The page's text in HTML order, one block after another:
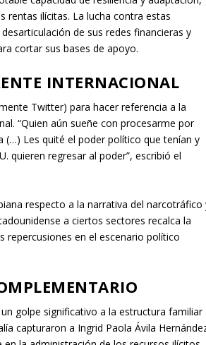
actividades delictivas.
CLAN DEL GOLFO
en departamentos estratégicos
que históricamente han sido epicentros de
se ejerce a través de la violencia, la
del organigrama del Clan del Golfo. Sin
de sus redes financieras y
cortar sus bases de apoyo.
INTERNACIONAL
Twitter) para hacer referencia a la
“Quien aún sueñe con procesarme por
(…) Les quité el poder político que tenían y
quieren regresar al poder”, escribió el